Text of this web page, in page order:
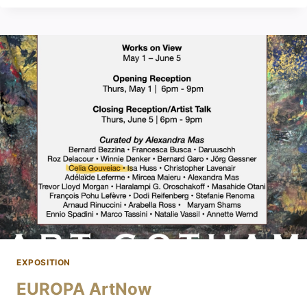
EXPOSITION
EUROPA ArtNow